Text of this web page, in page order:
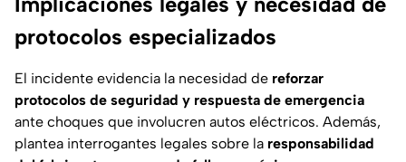
protocolos especializados
El incidente evidencia la necesidad de reforzar
protocolos de seguridad y respuesta de emergencia
ante choques que involucren autos eléctricos. Además,
plantea interrogantes legales sobre la responsabilidad